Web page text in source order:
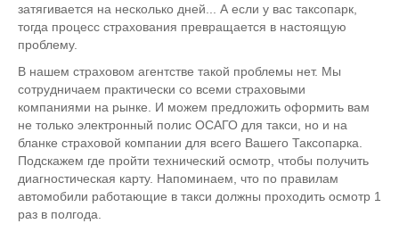
затягивается на несколько дней... А если у вас таксопарк,
тогда процесс страхования превращается в настоящую
проблему.
В нашем страховом агентстве такой проблемы нет. Мы
сотрудничаем практически со всеми страховыми
компаниями на рынке. И можем предложить оформить вам
не только электронный полис ОСАГО для такси, но и на
бланке страховой компании для всего Вашего Таксопарка.
Подскажем где пройти технический осмотр, чтобы получить
диагностическая карту. Напоминаем, что по правилам
автомобили работающие в такси должны проходить осмотр 1
раз в полгода.